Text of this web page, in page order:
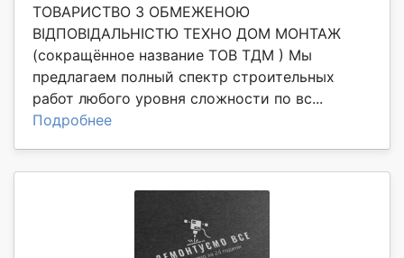
ТОВАРИСТВО З ОБМЕЖЕНОЮ
ВІДПОВІДАЛЬНІСТЮ ТЕХНО ДОМ МОНТАЖ
(сокращённое название ТОВ ТДМ ) Мы
предлагаем полный спектр строительных
работ любого уровня сложности по вс...
Подробнее